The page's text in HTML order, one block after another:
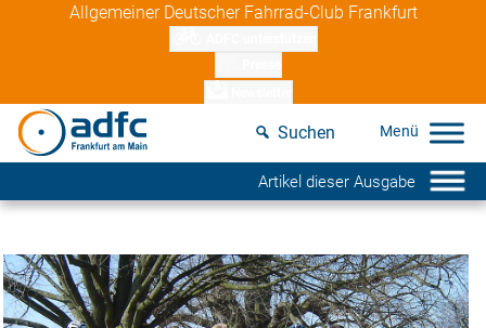
Allgemeiner Deutscher Fahrrad-Club Frankfurt
Suchen
Artikel dieser Ausgabe